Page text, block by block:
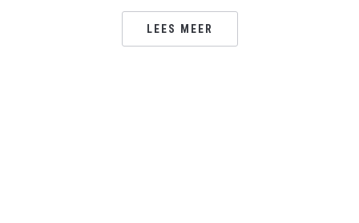
LEES MEER